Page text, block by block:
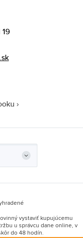
vystaviť kupujúcemu
u správcu dane online, v
do 48 hodín.